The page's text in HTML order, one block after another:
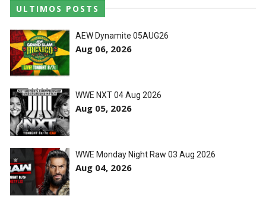
ULTIMOS POSTS
AEW Dynamite 05AUG26
Aug 06, 2026
WWE NXT 04 Aug 2026
Aug 05, 2026
WWE Monday Night Raw 03 Aug 2026
Aug 04, 2026